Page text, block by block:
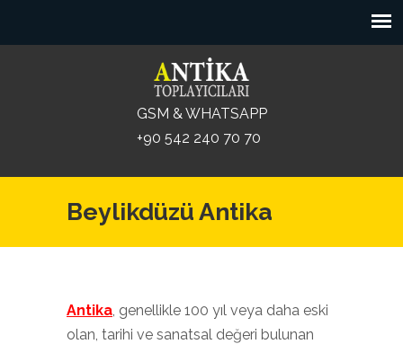
GSM & WHATSAPP
+90 542 240 70 70
Beylikdüzü Antika
Antika, genellikle 100 yıl veya daha eski
olan, tarihi ve sanatsal değeri bulunan